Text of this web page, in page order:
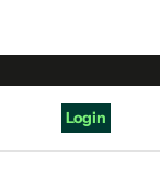
Login